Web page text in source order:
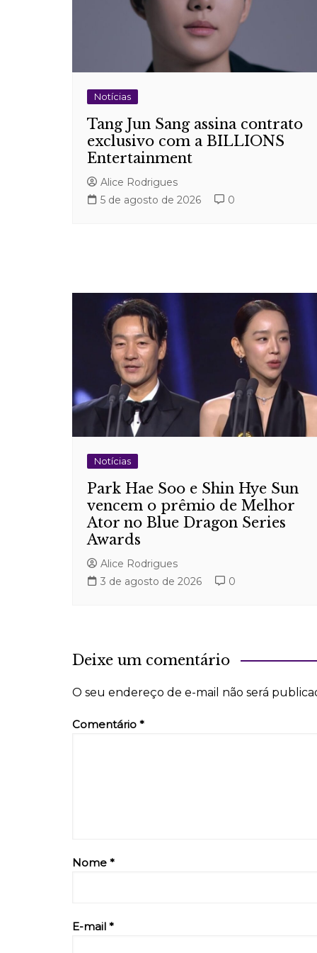
Notícias
Tang Jun Sang assina contrato
exclusivo com a BILLIONS
Entertainment
Alice Rodrigues
5 de agosto de 2026
0
Notícias
Park Hae Soo e Shin Hye Sun
vencem o prêmio de Melhor
Ator no Blue Dragon Series
Awards
Alice Rodrigues
3 de agosto de 2026
0
Deixe um comentário
O seu endereço de e-mail não será
Comentário *
Nome *
E-mail *